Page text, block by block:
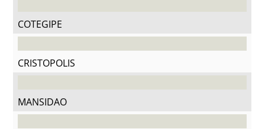
COTEGIPE
CRISTOPOLIS
MANSIDAO